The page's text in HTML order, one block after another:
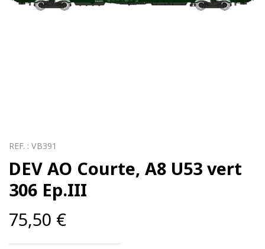
REF. : VB391
DEV AO Courte, A8 U53 vert
306 Ep.III
75,50 €